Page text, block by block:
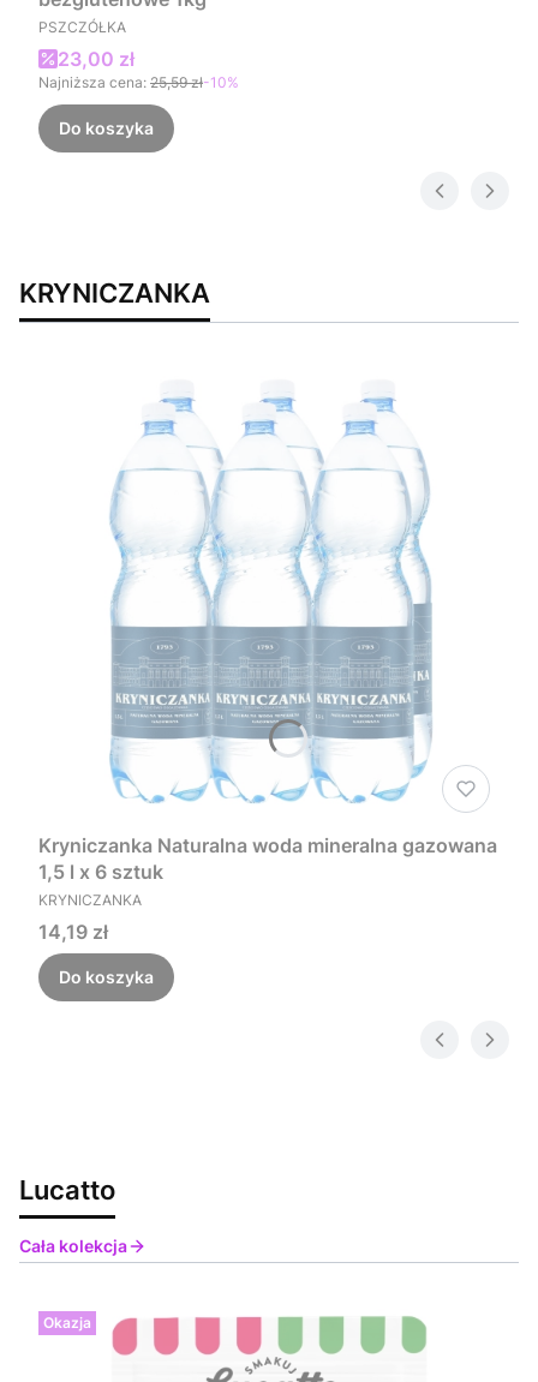
PRODUCENT
PSZCZÓŁKA
Cena promocyjna
23,00 zł
Najniższa cena: 25,59 zł-10%
Do koszyka
KRYNICZANKA
Kryniczanka Naturalna woda mineralna gazowana
1,5 l x 6 sztuk
PRODUCENT
KRYNICZANKA
Cena
14,19 zł
Do koszyka
Lucatto
Cała kolekcja
Okazja